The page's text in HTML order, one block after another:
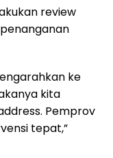
review
ke
kita
Pemprov
tepat,”